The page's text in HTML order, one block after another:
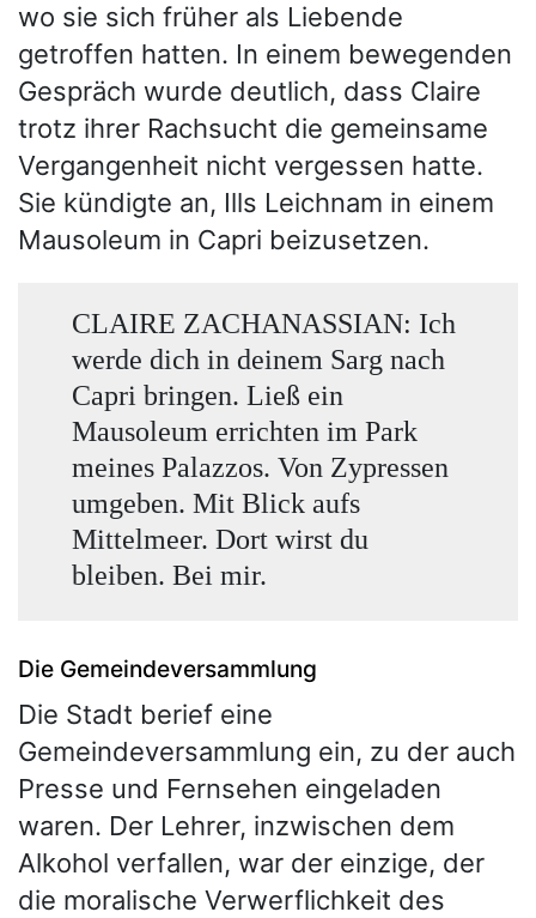
wo sie sich früher als Liebende
getroffen hatten. In einem bewegenden
Gespräch wurde deutlich, dass Claire
trotz ihrer Rachsucht die gemeinsame
Vergangenheit nicht vergessen hatte.
Sie kündigte an, Ills Leichnam in einem
Mausoleum in Capri beizusetzen.
CLAIRE ZACHANASSIAN: Ich
werde dich in deinem Sarg nach
Capri bringen. Ließ ein
Mausoleum errichten im Park
meines Palazzos. Von Zypressen
umgeben. Mit Blick aufs
Mittelmeer. Dort wirst du
bleiben. Bei mir.
Die Gemeindeversammlung
Die Stadt berief eine
Gemeindeversammlung ein, zu der auch
Presse und Fernsehen eingeladen
waren. Der Lehrer, inzwischen dem
Alkohol verfallen, war der einzige, der
die moralische Verwerflichkeit des